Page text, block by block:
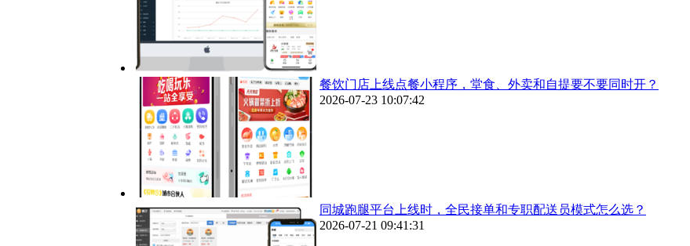
餐饮门店上线点餐小程序，堂食、外卖和自提要不要同时开？
2026-07-23 10:07:42
同城跑腿平台上线时，全民接单和专职配送员模式怎么选？
2026-07-21 09:41:31